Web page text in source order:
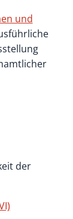
und
der